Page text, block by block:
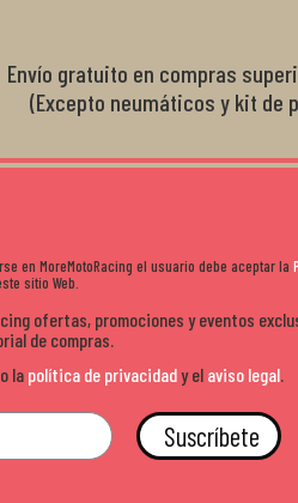
Envío gratuito en compras
(Excepto neumáticos y kit de
en MoreMotoRacing el usuario debe aceptar la
sitio Web.
ofertas, promociones y eventos
de compras.
la política de privacidady el aviso legal.
Suscríbete